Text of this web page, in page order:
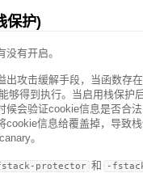
保护)
有开启。
出攻击缓解手段，当函数存
够得到执行。当启用栈保护
候会验证cookie信息是否合
cookie信息给覆盖掉，导致
。
protector 和 -